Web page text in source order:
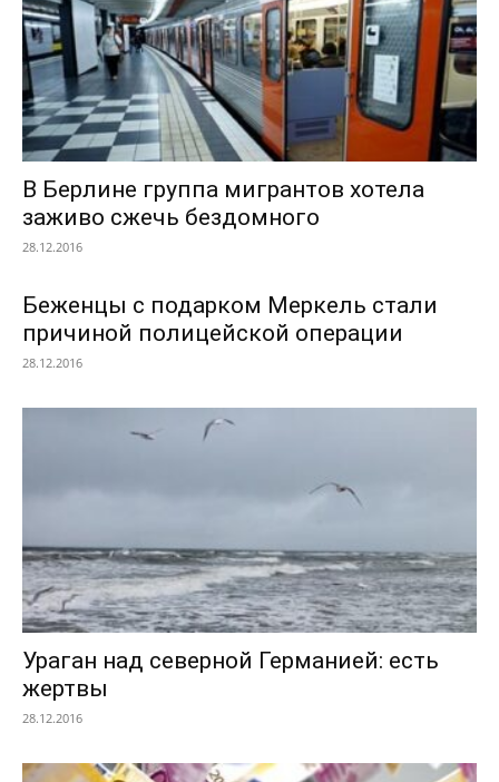
В Берлине группа мигрантов хотела
заживо сжечь бездомного
28.12.2016
Беженцы с подарком Меркель стали
причиной полицейской операции
28.12.2016
Ураган над северной Германией: есть
жертвы
28.12.2016